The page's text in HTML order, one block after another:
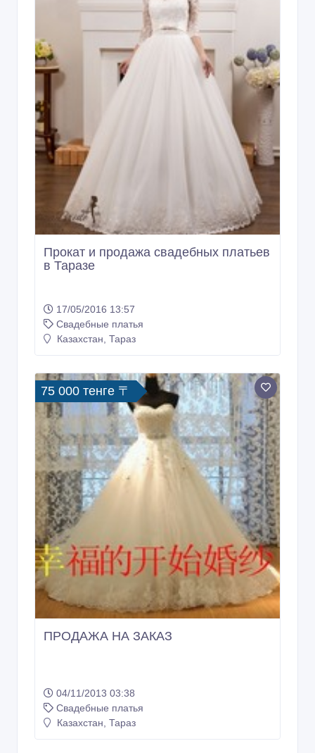
Прокат и продажа свадебных платьев
в Таразе
17/05/2016 13:57
Свадебные платья
Казахстан, Тараз
75 000 тенге 〒
ПРОДАЖА НА ЗАКАЗ
04/11/2013 03:38
Свадебные платья
Казахстан, Тараз